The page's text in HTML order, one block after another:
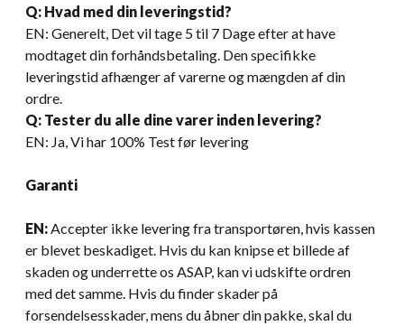
Q: Hvad med din leveringstid?
EN: Generelt, Det vil tage 5 til 7 Dage efter at have
modtaget din forhåndsbetaling. Den specifikke
leveringstid afhænger af varerne og mængden af ​​din
ordre.
Q: Tester du alle dine varer inden levering?
EN: Ja, Vi har 100% Test før levering
Garanti
EN: Accepter ikke levering fra transportøren, hvis kassen
er blevet beskadiget. Hvis du kan knipse et billede af
skaden og underrette os ASAP, kan vi udskifte ordren
med det samme. Hvis du finder skader på
forsendelsesskader, mens du åbner din pakke, skal du